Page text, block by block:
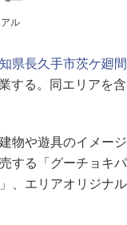
ル
県長久手市茨ケ廻
する。同エリアを
物や遊具のイメー
する「グーチョキ
、エリアオリジナ